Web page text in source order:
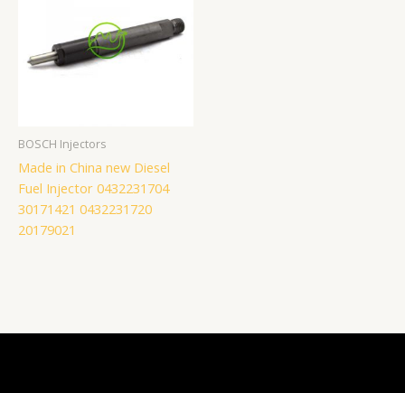
BOSCH Injectors
Made in China new Diesel
Fuel Injector 0432231704
30171421 0432231720
20179021